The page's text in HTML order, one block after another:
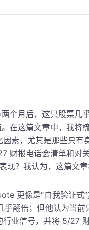
个月后，这只股票几
在这篇文章中，我将
素，尤其是那些只
财报电话会清单和对
现？我认为，这篇文
更像是“自我验证式
翻倍；但他认为当前
业信号，并将 5/27